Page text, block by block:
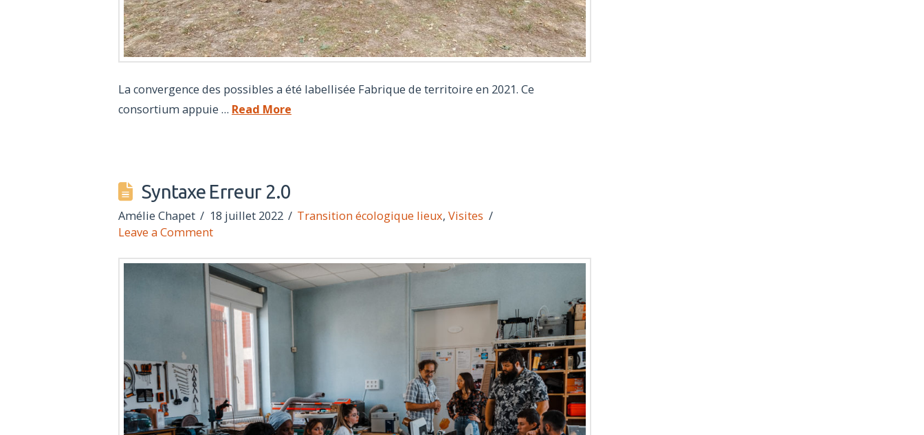
La convergence des possibles a été labellisée Fabrique de territoire en 2021. Ce
consortium appuie … Read More
Syntaxe Erreur 2.0
Amélie Chapet 18 juillet 2022 Transition écologique lieux,Visites
Leave a Comment